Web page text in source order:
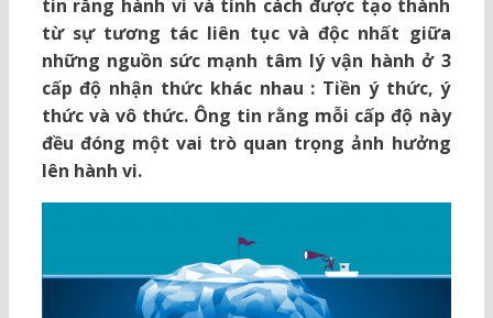
tin rằng hành vi và tính cách được tạo thành
từ sự tương tác liên tục và độc nhất giữa
những nguồn sức mạnh tâm lý vận hành ở 3
cấp độ nhận thức khác nhau : Tiền ý thức, ý
thức và vô thức. Ông tin rằng mỗi cấp độ này
đều đóng một vai trò quan trọng ảnh hưởng
lên hành vi.